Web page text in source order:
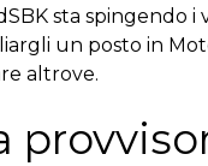
sta spingendo i
un posto in
altrove.